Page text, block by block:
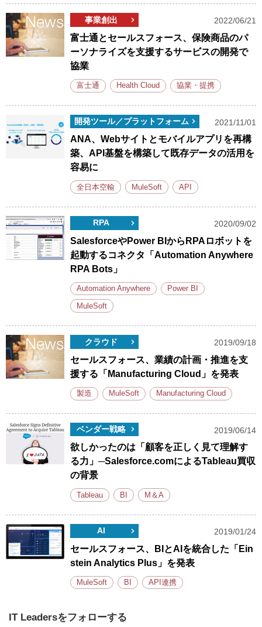
事業創出 2022/06/21
富士通とセールスフォース、保険商品のパ
ーソナライズを支援するサービスの開発で
協業
富士通 Health Cloud 協業・提携
開発ツール／プラットフォーム 2021/11/01
ANA、Webサイトとモバイルアプリを再構
築、API基盤を構築して既存データの活用を
容易に
全日本空輸 MuleSoft API
RPA 2020/09/02
SalesforceやPower BIからRPAロボットを
起動するコネクタ「Automation Anywhere
RPA Bots」
Automation Anywhere Power BI
MuleSoft
クラウド 2019/09/18
セールスフォース、業績の計画・推進を支
援する「Manufacturing Cloud」を発表
製造 MuleSoft Manufacturing Cloud
ベンダー戦略 2019/06/14
欲しかったのは「顧客を正しく見て理解す
る力」─Salesforce.comによるTableau買収
の背景
Tableau BI M＆A
AI 2019/01/24
セールスフォース、BIとAIを統合した「Ein
stein Analytics Plus」を発表
MuleSoft BI API連携
IT Leadersをフォローする